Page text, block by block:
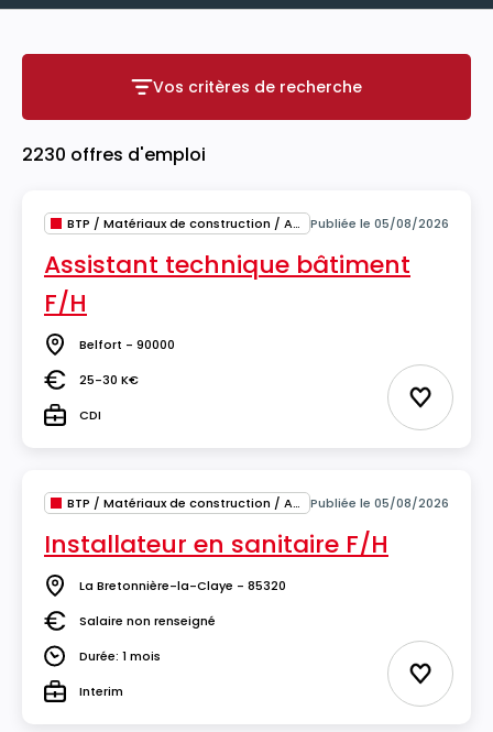
Vos critères de recherche
Vos critères de recherche
2230 offres d'emploi
BTP / Matériaux de construction / Architecture Publiée le 05/08/2026
Assistant technique bâtiment
F/H
Lieu Belfort - 90000
Salaire25-30 K€
TypeCDI Ajouter
BTP / Matériaux de construction / Architecture Publiée le 05/08/2026
Installateur en sanitaire F/H
Lieu La Bretonnière-la-Claye - 85320
SalaireSalaire non renseigné
DuréeDurée: 1 mois
TypeInterim Ajouter